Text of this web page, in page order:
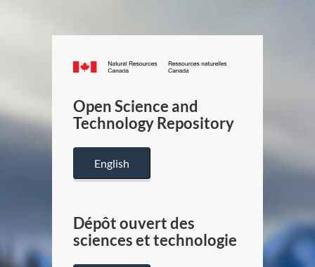
Canada.ca
/
Canada
Open Science and
Technology Repository
English
Dépôt ouvert des
sciences et technologie